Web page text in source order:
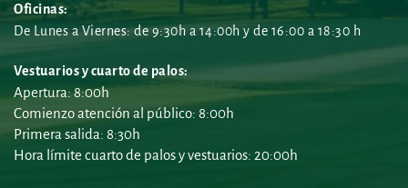
Oficinas:
De Lunes a Viernes: de 9:30h a 14:00h y de 16:00 a 18:30 h
Vestuarios y cuarto de palos:
Apertura: 8:00h
Comienzo atención al público: 8:00h
Primera salida: 8:30h
Hora límite cuarto de palos y vestuarios: 20:00h